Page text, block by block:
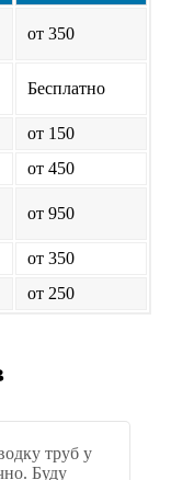
от 350
Бесплатно
от 150
от 450
от 950
от 350
от 250
труб у
Буду